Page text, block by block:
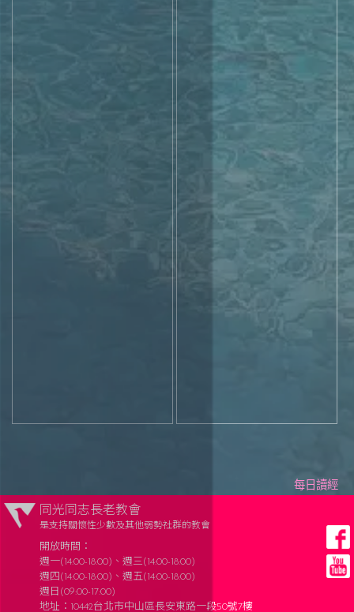
每日讀經
同光同志長老教會
是支持關懷性少數及其他弱勢社群的教會
開放時間：
週一(14:00-18:00)、週三(14:00-18:00)
週四(14:00-18:00)、週五(14:00-18:00)
週日(09:00-17:00)
地址：10442台北市中山區長安東路一段50號7樓